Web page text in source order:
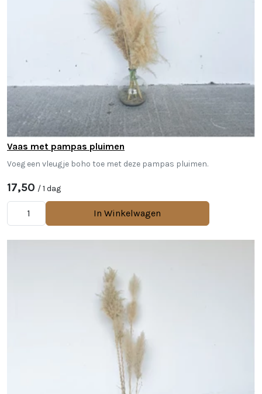
Vaas met pampas pluimen
Voeg een vleugje boho toe met deze pampas pluimen.
17,50 / 1 dag
In Winkelwagen